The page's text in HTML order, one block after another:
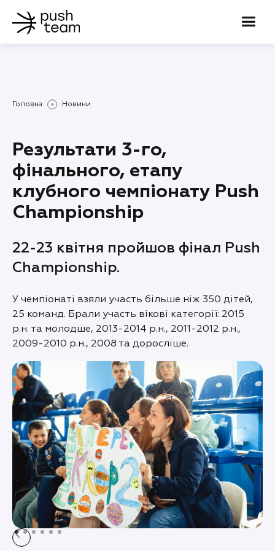
Головна Новини
Результати 3-го,
фінального, етапу
клубного чемпіонату Push
Championship
22-23 квітня пройшов фінал Push
Championship.
У чемпіонаті взяли участь більше ніж 350 дітей,
25 команд. Брали участь вікові категорії: 2015
р.н. та молодше, 2013-2014 р.н., 2011-2012 р.н.,
2009-2010 р.н., 2008 та доросліше.